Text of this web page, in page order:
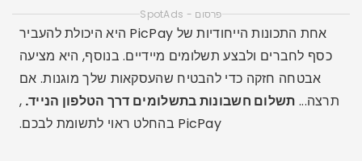
פרסום - SpotAds
אחת התכונות הייחודיות של PicPay היא היכולת להעביר
כסף לחברים ולבצע תשלומים מיידיים. בנוסף, היא מציעה
אבטחה חזקה כדי להבטיח שהעסקאות שלך מוגנות. אם
תרצה... תשלום חשבונות בתשלומים דרך הטלפון הנייד. ,
PicPay בהחלט ראוי לתשומת לבכם.